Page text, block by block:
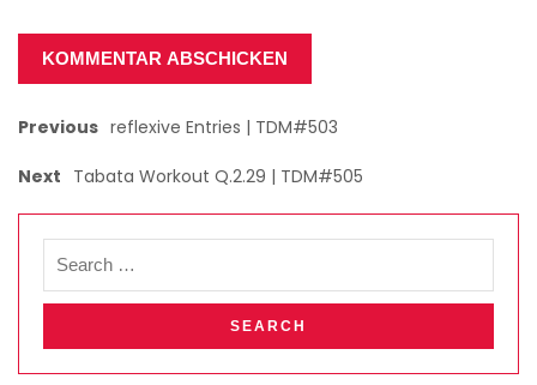
Previous reflexive Entries | TDM#503
Next Tabata Workout Q.2.29 | TDM#505